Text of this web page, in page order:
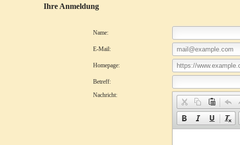
Ihre Anmeldung
Name:
E-Mail:
Homepage:
Betreff:
Nachricht: